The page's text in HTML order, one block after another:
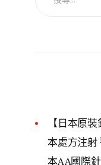
【日本原
本處方注射
本AA國際